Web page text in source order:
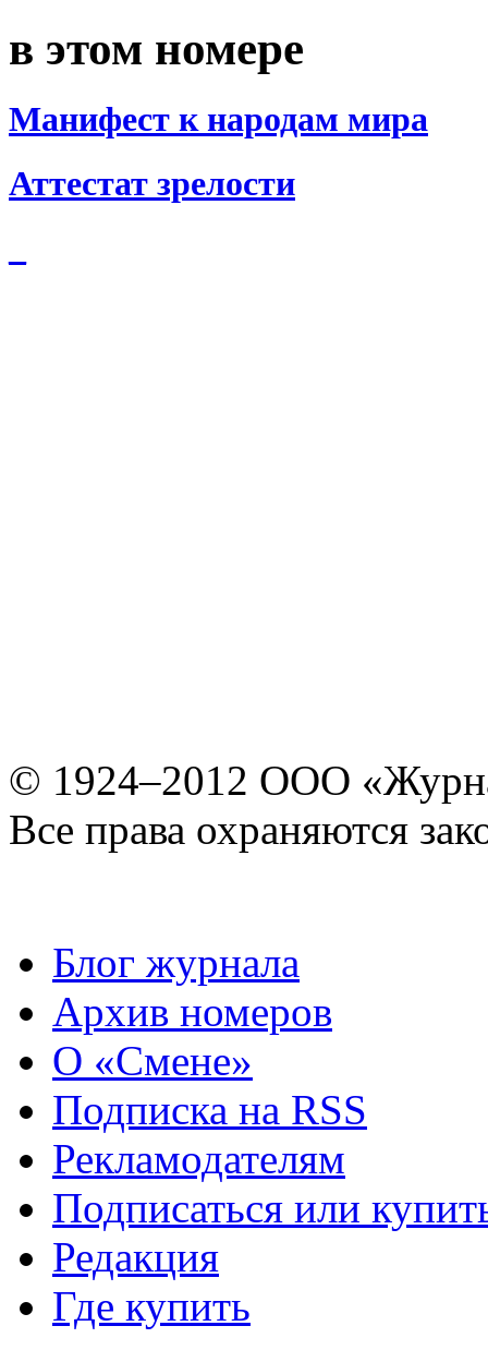
в этом номере
Манифест к народам мира
Аттестат зрелости
© 1924–2012 ООО
Все права охраняются
Блог журнала
Архив номеров
О «Смене»
Подписка на RSS
Рекламодателям
Подписаться или
Редакция
Где купить